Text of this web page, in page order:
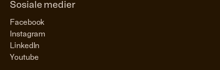
Sosiale medier
Facebook
Instagram
LinkedIn
Youtube